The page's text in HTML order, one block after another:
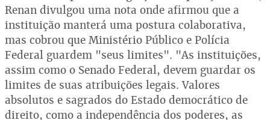
Renan divulgou uma nota onde afirmou que a
instituição manterá uma postura colaborativa,
mas cobrou que Ministério Público e Polícia
Federal guardem "seus limites". "As instituições,
assim como o Senado Federal, devem guardar os
limites de suas atribuições legais. Valores
absolutos e sagrados do Estado democrático de
direito, como a independência dos poderes, as